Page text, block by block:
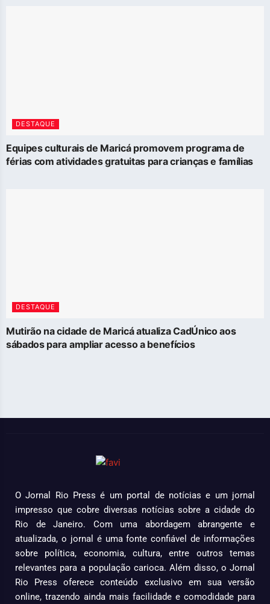
DESTAQUE
Equipes culturais de Maricá promovem programa de
férias com atividades gratuitas para crianças e famílias
DESTAQUE
Mutirão na cidade de Maricá atualiza CadÚnico aos
sábados para ampliar acesso a benefícios
O Jornal Rio Press é um portal de notícias e um jornal
impresso que cobre diversas notícias sobre a cidade do
Rio de Janeiro. Com uma abordagem abrangente e
atualizada, o jornal é uma fonte confiável de informações
sobre política, economia, cultura, entre outros temas
relevantes para a população carioca. Além disso, o Jornal
Rio Press oferece conteúdo exclusivo em sua versão
online, trazendo ainda mais facilidade e comodidade para